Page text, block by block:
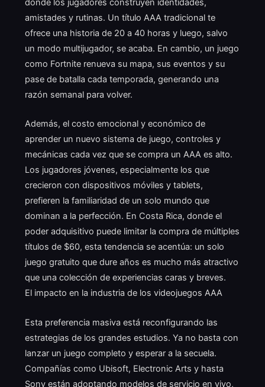
donde los jugadores construyen identidades,
amistades y rutinas. Un título AAA tradicional te
ofrece una historia de 20 a 40 horas y luego, salvo
un modo multijugador, se acaba. En cambio, un juego
como Fortnite renueva su mapa, sus eventos y su
pase de batalla cada temporada, generando una
razón semanal para volver.
Además, el costo emocional y económico de
aprender un nuevo sistema de juego, controles y
mecánicas cada vez que se compra un AAA es alto.
Los jugadores jóvenes, especialmente los que
crecieron con dispositivos móviles y tablets,
prefieren la familiaridad de un solo mundo que
dominan a la perfección. En Costa Rica, donde el
poder adquisitivo puede limitar la compra de múltiples
títulos de $60, esta tendencia se acentúa: un solo
juego gratuito que dure años es mucho más atractivo
que una colección de experiencias caras y breves.
El impacto en la industria de los videojuegos AAA
Esta preferencia masiva está reconfigurando las
estrategias de los grandes estudios. Ya no basta con
lanzar un juego completo y esperar a la secuela.
Compañías como Ubisoft, Electronic Arts y hasta
Sony están adoptando modelos de servicio en vivo,